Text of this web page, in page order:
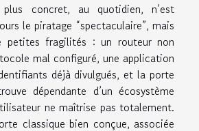
concret, au quotidien, n’est
le piratage “spectaculaire”, mais
petites fragilités : un routeur non
mal configuré, une application
déjà divulgués, et la porte
dépendante d’un écosystème
ne maîtrise pas totalement.
classique bien conçue, associée